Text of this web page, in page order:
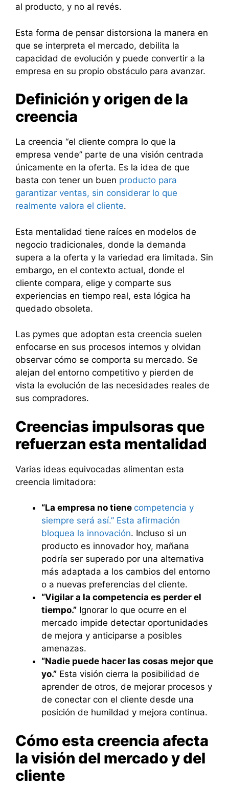
al producto, y no al revés.
Esta forma de pensar distorsiona la manera en
que se interpreta el mercado, debilita la
capacidad de evolución y puede convertir a la
empresa en su propio obstáculo para avanzar.
Definición y origen de la
creencia
La creencia “el cliente compra lo que la
empresa vende” parte de una visión centrada
únicamente en la oferta. Es la idea de que
basta con tener un buen producto para
garantizar ventas, sin considerar lo que
realmente valora el cliente.
Esta mentalidad tiene raíces en modelos de
negocio tradicionales, donde la demanda
supera a la oferta y la variedad era limitada. Sin
embargo, en el contexto actual, donde el
cliente compara, elige y comparte sus
experiencias en tiempo real, esta lógica ha
quedado obsoleta.
Las pymes que adoptan esta creencia suelen
enfocarse en sus procesos internos y olvidan
observar cómo se comporta su mercado. Se
alejan del entorno competitivo y pierden de
vista la evolución de las necesidades reales de
sus compradores.
Creencias impulsoras que
refuerzan esta mentalidad
Varias ideas equivocadas alimentan esta
creencia limitadora:
“La empresa no tiene competencia y
siempre será así.” Esta afirmación
bloquea la innovación. Incluso si un
producto es innovador hoy, mañana
podría ser superado por una alternativa
más adaptada a los cambios del entorno
o a nuevas preferencias del cliente.
“Vigilar a la competencia es perder el
tiempo.” Ignorar lo que ocurre en el
mercado impide detectar oportunidades
de mejora y anticiparse a posibles
amenazas.
“Nadie puede hacer las cosas mejor que
yo.” Esta visión cierra la posibilidad de
aprender de otros, de mejorar procesos y
de conectar con el cliente desde una
posición de humildad y mejora continua.
Cómo esta creencia afecta
la visión del mercado y del
cliente